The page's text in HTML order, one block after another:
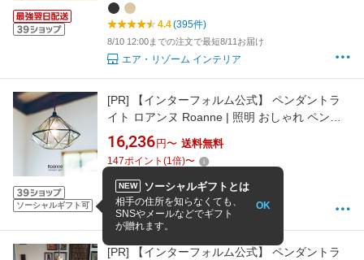
4.4(395件)
8/10 12:00までの注文で最短8/11お届け
エア・リゾーム インテリア
ソーシャルギフト可
[PR]
【インターフォルム公式】 ペンダントラ
イト ロアンヌ Roanne | 照明 おしゃれ ペンダ
ント 1灯 照明器具 LED ルームライト 北欧 シン
プル モダン エレガント クラシカル リビング ダ
イニング 玄関 玄関照明 トイレ かわいい インテ
リア ライト ジュエリー ガラス 影 影模様
16,236 円〜 送料無料
147ポイント (1倍)〜
在庫確認後5営業日以内に発送予定
INTERFORM
[PR]
【インターフォルム公式】 ペンダントラ
NEW ソーシャルギフトとは
相手の住所を知らなくても、
SNSやメールなどでギフト
が贈れます。
OK